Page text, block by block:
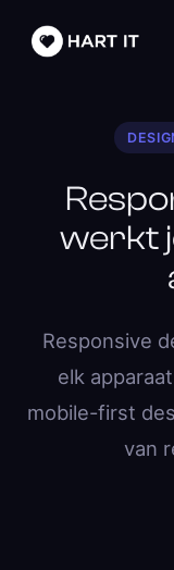
werkt
Responsive
elk
mobile-first
van